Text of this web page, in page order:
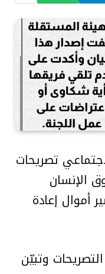
تصريحات
الإنسان
إعادة
وتبيّن